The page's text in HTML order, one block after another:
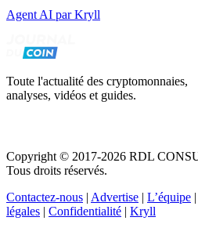
Agent AI par Kryll
Toute l'actualité des cryptomonnaies,
analyses, vidéos et guides.
Copyright © 2017-2026 RDL
Tous droits réservés.
Contactez-nous | Advertise | L’équipe |
légales | Confidentialité | Kryll